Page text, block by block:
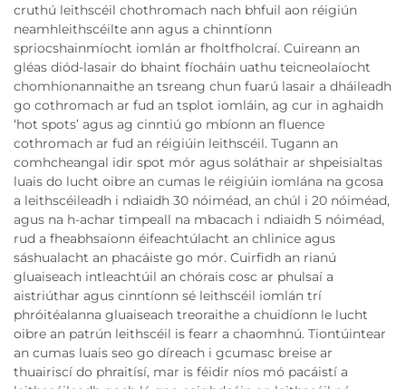
cruthú leithscéil chothromach nach bhfuil aon réigiún
neamhleithscéilte ann agus a chinntíonn
spriocshainmíocht iomlán ar fholtfholcraí. Cuireann an
gléas diód-lasair do bhaint fíocháin uathu teicneolaíocht
chomhionannaithe an tsreang chun fuarú lasair a dháileadh
go cothromach ar fud an tsplot iomláin, ag cur in aghaidh
‘hot spots’ agus ag cinntiú go mbíonn an fluence
cothromach ar fud an réigiúin leithscéil. Tugann an
comhcheangal idir spot mór agus soláthair ar shpeisialtas
luais do lucht oibre an cumas le réigiúin iomlána na gcosa
a leithscéileadh i ndiaidh 30 nóiméad, an chúl i 20 nóiméad,
agus na h-achar timpeall na mbacach i ndiaidh 5 nóiméad,
rud a fheabhsaíonn éifeachtúlacht an chlinice agus
sáshualacht an phacáiste go mór. Cuirfidh an rianú
gluaiseach intleachtúil an chórais cosc ar phulsaí a
aistriúthar agus cinntíonn sé leithscéil iomlán trí
phróitéalanna gluaiseach treoraithe a chuidíonn le lucht
oibre an patrún leithscéil is fearr a chaomhnú. Tiontúintear
an cumas luais seo go díreach i gcumasc breise ar
thuairiscí do phraitísí, mar is féidir níos mó pacáistí a